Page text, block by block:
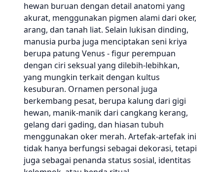
hewan buruan dengan detail anatomi yang
akurat, menggunakan pigmen alami dari oker,
arang, dan tanah liat. Selain lukisan dinding,
manusia purba juga menciptakan seni kriya
berupa patung Venus - figur perempuan
dengan ciri seksual yang dilebih-lebihkan,
yang mungkin terkait dengan kultus
kesuburan. Ornamen personal juga
berkembang pesat, berupa kalung dari gigi
hewan, manik-manik dari cangkang kerang,
gelang dari gading, dan hiasan tubuh
menggunakan oker merah. Artefak-artefak ini
tidak hanya berfungsi sebagai dekorasi, tetapi
juga sebagai penanda status sosial, identitas